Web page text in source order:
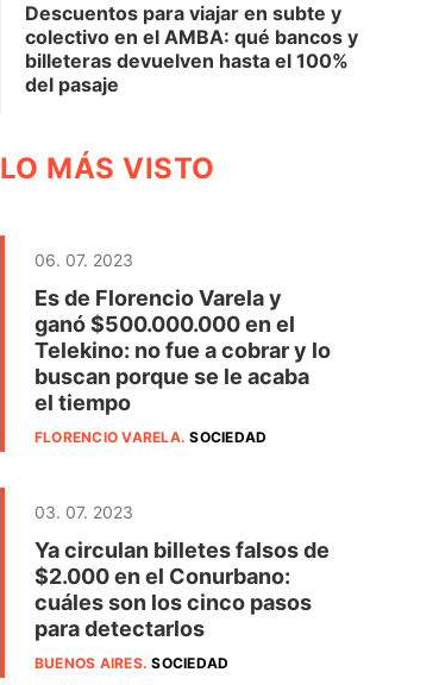
Descuentos para viajar en subte y
colectivo en el AMBA: qué bancos y
billeteras devuelven hasta el 100%
del pasaje
LO MÁS VISTO
06. 07. 2023
Es de Florencio Varela y
ganó $500.000.000 en el
Telekino: no fue a cobrar y lo
buscan porque se le acaba
el tiempo
FLORENCIO VARELA.SOCIEDAD
03. 07. 2023
Ya circulan billetes falsos de
$2.000 en el Conurbano:
cuáles son los cinco pasos
para detectarlos
BUENOS AIRES.SOCIEDAD